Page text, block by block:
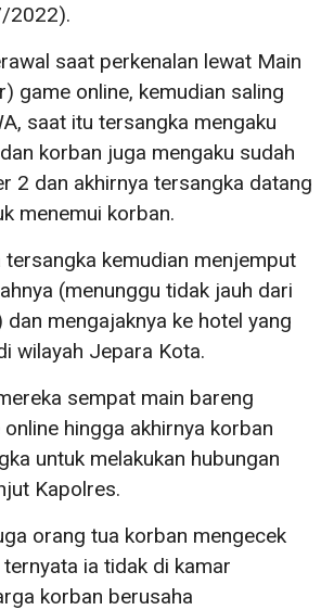
2022).
saat perkenalan lewat Main
game online, kemudian saling
saat itu tersangka mengaku
korban juga mengaku sudah
2 dan akhirnya tersangka datang
menemui korban.
kemudian menjemput
(menunggu tidak jauh dari
mengajaknya ke hotel yang
wilayah Jepara Kota.
sempat main bareng
hingga akhirnya korban
untuk melakukan hubungan
Kapolres.
orang tua korban mengecek
ia tidak di kamar
korban berusaha